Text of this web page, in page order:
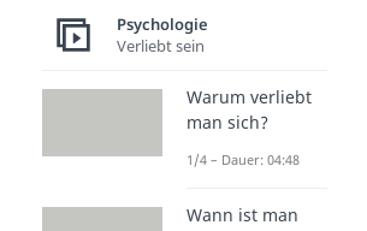
Psychologie
Verliebt sein
Warum verliebt
man sich?
1/4 – Dauer: 04:48
Wann ist man